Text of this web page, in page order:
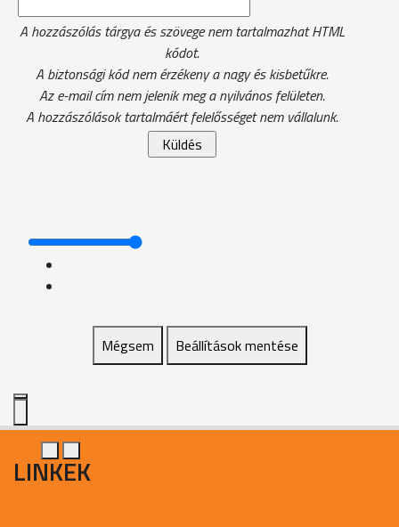
A hozzászólás tárgya és szövege nem tartalmazhat HTML
kódot.
A biztonsági kód nem érzékeny a nagy és kisbetűkre.
Az e-mail cím nem jelenik meg a nyilvános felületen.
A hozzászólások tartalmáért felelősséget nem vállalunk.
Mégsem Beállítások mentése
LINKEK